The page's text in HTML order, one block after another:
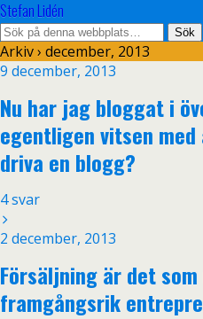
Stefan Lidén
Arkiv › december, 2013
9 december, 2013
Nu har jag bloggat i
egentligen vitsen
driva en blogg?
4 svar
2 december, 2013
Försäljning är det
framgångsrik